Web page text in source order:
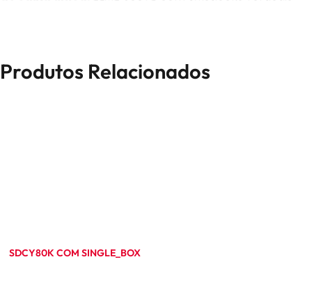
Produtos Relacionados
SDCY80K COM SINGLE_BOX